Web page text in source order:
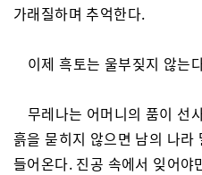
가래질하며 추억한다.
이제 흑토는 울부짖지 않는
무레나는 어머니의 품이 선
흙을 묻히지 않으면 남의 나라
들어온다. 진공 속에서 잊어야